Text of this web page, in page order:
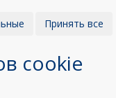
Принять все
cookie